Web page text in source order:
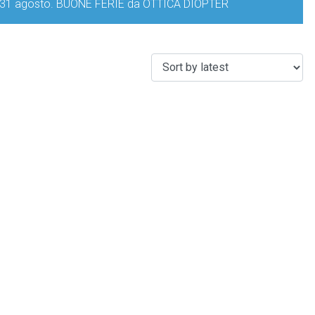
BUONE FERIE da OTTICA DIOPTER